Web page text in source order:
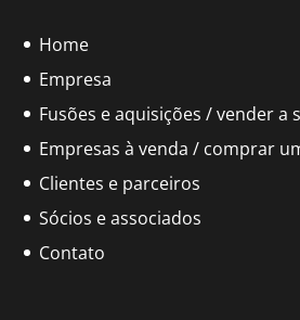
Home
Empresa
Fusões e aquisições / vender a
Empresas à venda / comprar
Clientes e parceiros
Sócios e associados
Contato